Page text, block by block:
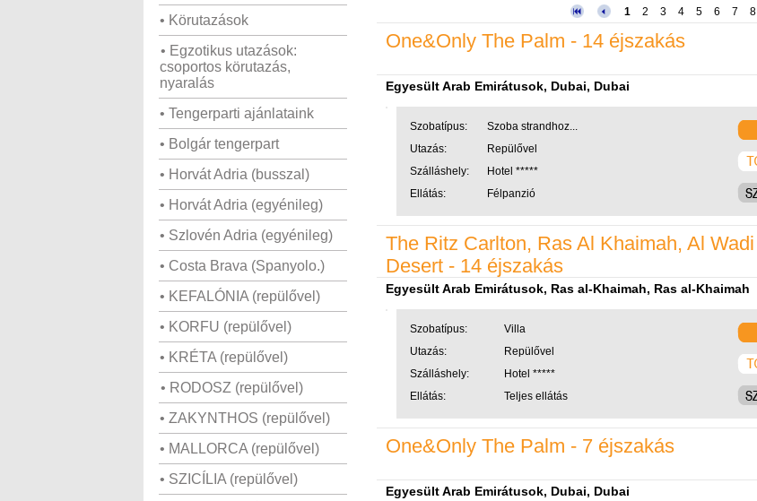
• Körutazások
• Egzotikus utazások:
csoportos körutazás,
nyaralás
• Tengerparti ajánlataink
• Bolgár tengerpart
• Horvát Adria (busszal)
• Horvát Adria (egyénileg)
• Szlovén Adria (egyénileg)
• Costa Brava (Spanyolo.)
• KEFALÓNIA (repülővel)
• KORFU (repülővel)
• KRÉTA (repülővel)
• RODOSZ (repülővel)
• ZAKYNTHOS (repülővel)
• MALLORCA (repülővel)
• SZICÍLIA (repülővel)
1
2 3 4 5 6 7 8
One&Only The Palm - 14 éjszakás
Egyesült Arab Emirátusok, Dubai, Dubai
Szobatípus:
Szoba strandhoz...
Utazás:
Repülővel
Szálláshely:
Hotel *****
Ellátás:
Félpanzió
The Ritz Carlton, Ras Al Khaimah, Al Wadi
Desert - 14 éjszakás
Egyesült Arab Emirátusok, Ras al-Khaimah, Ras al-Khaimah
Szobatípus:
Villa
Utazás:
Repülővel
Szálláshely:
Hotel *****
Ellátás:
Teljes ellátás
One&Only The Palm - 7 éjszakás
Egyesült Arab Emirátusok, Dubai, Dubai